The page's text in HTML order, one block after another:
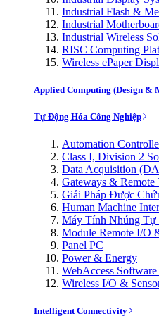
Industrial Flash &
Industrial
Industrial Wireless
RISC Computing
Wireless ePaper
Applied Computing (Design &
Tự Động Hóa Công Nghiệp
Automation
Class I, Division 2
Data Acquisition
Gateways &
Giải Pháp Được
Human Machine
Máy Tính Nhúng Tự
Module Remote I/O
Panel PC
Power & Energy
WebAccess
Wireless I/O &
Intelligent Connectivity